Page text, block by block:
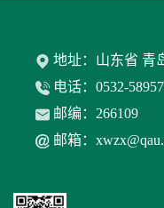
地址：山东省 青
电话：0532-
邮编：266109
邮箱：